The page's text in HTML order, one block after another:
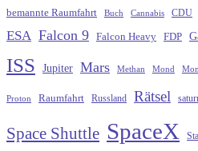
bemannte Raumfahrt Buch Cannabis CDU
ESA Falcon 9 Falcon Heavy FDP
ISS Jupiter Mars Methan Mond
Proton Raumfahrt Russland Rätsel
Space Shuttle SpaceX